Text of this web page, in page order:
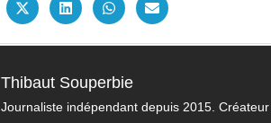
Thibaut Souperbie
Journaliste indépendant depuis 2015.